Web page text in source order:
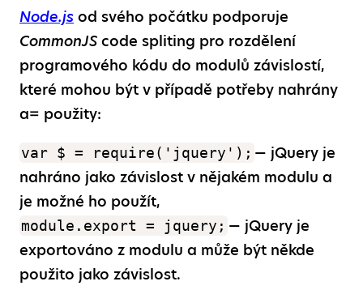
Node.js od svého počátku podporuje
CommonJS code spliting pro rozdělení
programového kódu do modulů závislostí,
které mohou být v případě potřeby nahrány
a= použity:
var $ = require('jquery'); — jQuery je
nahráno jako závislost v nějakém modulu a
je možné ho použít,
module.export = jquery; — jQuery je
exportováno z modulu a může být někde
použito jako závislost.